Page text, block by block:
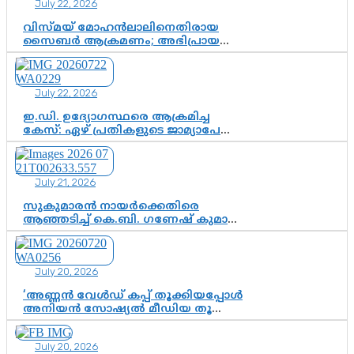
July 22, 2026
വിസ്മയ് മോഹൻലാലിനെതിരായ
സൈബർ ആക്രമണം; അഭിപ്രായ
സ്വാതന്ത്ര്യത്തെ നിശ്ശബ്ദമാക്കുന്ന
ഡിജിറ്റൽ ഗുണ്ടായിസത്തിന് അറുതി
വേണം
July 22, 2026
ഇ.ഡി. ഉദ്യോഗസ്ഥരെ ആക്രമിച്ച
കേസ്: ഏഴ് പ്രതികളുടെ ജാമ്യാപേക്ഷ
വീണ്ടും തള്ളി; അന്വേഷണം തുടരാൻ
കോടതി അനുമതി
July 21, 2026
സുകുമാരൻ നായർക്കെതിരെ
ആഞ്ഞടിച്ച് കെ.ബി. ഗണേഷ് കുമാർ,
വി.ഡി. സതീശന് പൂർണ പിന്തുണ
July 20, 2026
‘അണ്ണൻ വേൾഡ് കപ്പ് തൂക്കിയപ്പോൾ
അനിയൻ സോഷ്യൽ മീഡിയ തൂക്കി’;
ലാമിൻ യമാലിന്റെ
കിരീടധാരണത്തിനിടെ
ശ്രദ്ധാകേന്ദ്രമായി മൂന്ന് വയസ്സുകാരൻ
July 20, 2026